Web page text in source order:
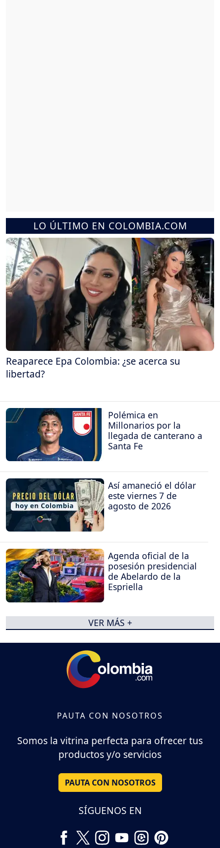
LO ÚLTIMO EN COLOMBIA.COM
Reaparece Epa Colombia: ¿se acerca su
libertad?
Polémica en
Millonarios por la
llegada de canterano a
Santa Fe
Así amaneció el dólar
este viernes 7 de
agosto de 2026
Agenda oficial de la
posesión presidencial
de Abelardo de la
Espriella
VER MÁS +
PAUTA CON NOSOTROS
Somos la vitrina perfecta para ofrecer tus
productos y/o servicios
PAUTA CON NOSOTROS
SÍGUENOS EN